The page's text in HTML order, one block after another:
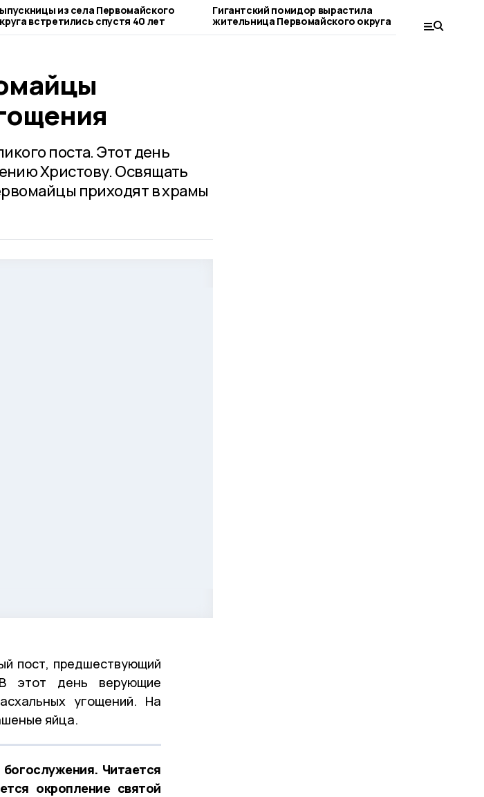
из села Первомайского
встретились спустя 40 лет
Гигантский помидор вырастила
жительница Первомайского округа
поста. Этот день
Христову. Освящать
приходят в храмы
пост, предшествующий
этот день верующие
угощений. На
яйца.
Читается
окропление святой